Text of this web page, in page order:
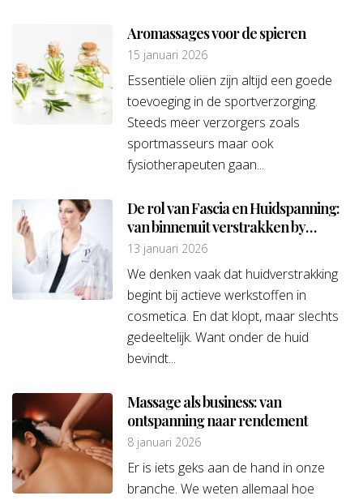
Aromassages voor de spieren
15 januari 2026
Essentiële oliën zijn altijd een goede
toevoeging in de sportverzorging.
Steeds meer verzorgers zoals
sportmasseurs maar ook
fysiotherapeuten gaan...
De rol van Fascia en Huidspanning:
van binnenuit verstrakken by
Mardge Pascaud
13 januari 2026
We denken vaak dat huidverstrakking
begint bij actieve werkstoffen in
cosmetica. En dat klopt, maar slechts
gedeeltelijk. Want onder de huid
bevindt...
Massage als business: van
ontspanning naar rendement
8 januari 2026
Er is iets geks aan de hand in onze
branche. We weten allemaal hoe